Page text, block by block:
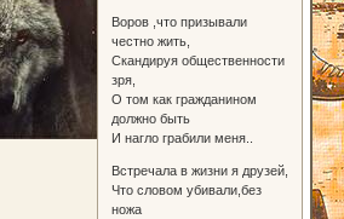
Воров ,что призывали
честно жить,
Скандируя общественности
зря,
О том как гражданином
должно быть
И нагло грабили меня..
Встречала в жизни я друзей,
Что словом убивали,без
ножа